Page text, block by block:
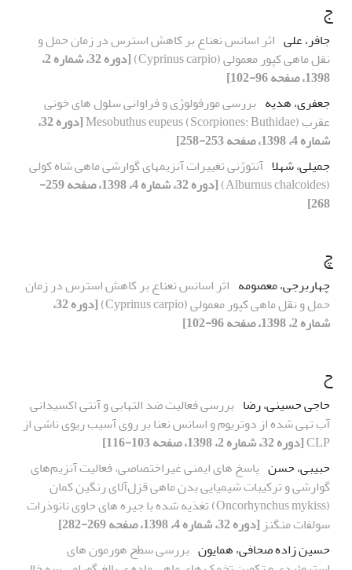
ج
جافر، علی اثر اسانس نعناع بر کاهش استرس در زمان حمل و
نقل ماهی کپور معمولی (Cyprinus carpio)
[دوره 32، شماره 2،
1398، صفحه 96-102]
جعفری، هدیه بررسی مورفولوژی و فراوانی سلول های خونی
عقرب Mesobuthus eupeus (Scorpiones: Buthidae)
[دوره 32،
شماره 4، 1398، صفحه 253-258]
جمیلی، شهلا آنتوژنی تغییرات آنزیمهای گوارشی ماهی شاه کولی
(Alburnus chalcoides)
[دوره 32، شماره 4، 1398، صفحه 259-
268]
چ
چهاربرجی، معصومه اثر اسانس نعناع بر کاهش استرس در زمان
حمل و نقل ماهی کپور معمولی (Cyprinus carpio)
[دوره 32،
شماره 2، 1398، صفحه 96-102]
ح
حاجی حسینی، رضا بررسی فعالیت ضد التهابی و آنتی اکسیدانی
آب تهی شده از دوتریوم و اسانس نعنا بر روی آسیب ریوی ناشی از
CLP[دوره 32، شماره 2، 1398، صفحه 103-116]
حبیبی، حسن پاسخ های ایمنی غیر‌اختصاصی، فعالیت آنزیم‌های
گوارشی و ترکیبات شیمیایی بدن ماهی قزل‌آلای رنگین کمان
(Oncorhynchus mykiss) تغذیه شده با جیره های حاوی نانوذرات
سولفات منگنز [دوره 32، شماره 4، 1398، صفحه 269-282]
حسین زاده صحافی، همایون بررسی سطح هورمون های